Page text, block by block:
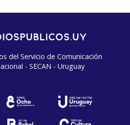
del Servicio de Comunicación
- SECAN - Uruguay